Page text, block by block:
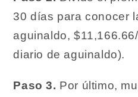
30 días para conocer
aguinaldo,
diario de aguinaldo).
Paso 3. Por último,